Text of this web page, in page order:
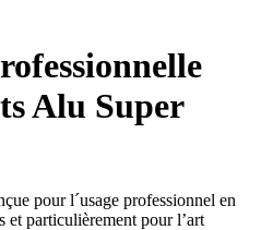
Alu Super
pour l´usage professionnel en
et particulièrement pour l’art